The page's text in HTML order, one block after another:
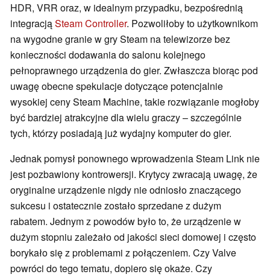
HDR, VRR oraz, w idealnym przypadku, bezpośrednią
integracjąSteam Controller. Pozwoliłoby to użytkownikom
na wygodne granie w gry Steam na telewizorze bez
konieczności dodawania do salonu kolejnego
pełnoprawnego urządzenia do gier. Zwłaszcza biorąc pod
uwagę obecne spekulacje dotyczące potencjalnie
wysokiej ceny Steam Machine, takie rozwiązanie mogłoby
być bardziej atrakcyjne dla wielu graczy – szczególnie
tych, którzy posiadają już wydajny komputer do gier.
Jednak pomysł ponownego wprowadzenia Steam Link nie
jest pozbawiony kontrowersji. Krytycy zwracają uwagę, że
oryginalne urządzenie nigdy nie odniosło znaczącego
sukcesu i ostatecznie zostało sprzedane z dużym
rabatem. Jednym z powodów było to, że urządzenie w
dużym stopniu zależało od jakości sieci domowej i często
borykało się z problemami z połączeniem. Czy Valve
powróci do tego tematu, dopiero się okaże. Czy